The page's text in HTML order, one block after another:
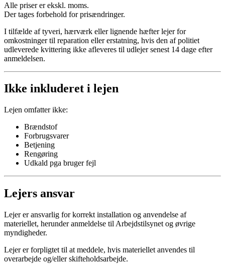
Alle priser er ekskl. moms.
Der tages forbehold for prisændringer.
I tilfælde af tyveri, hærværk eller lignende hæfter lejer for
omkostninger til reparation eller erstatning, hvis den af politiet
udleverede kvittering ikke afleveres til udlejer senest 14 dage efter
anmeldelsen.
Ikke inkluderet i lejen
Lejen omfatter ikke:
Brændstof
Forbrugsvarer
Betjening
Rengøring
Udkald pga bruger fejl
Lejers ansvar
Lejer er ansvarlig for korrekt installation og anvendelse af
materiellet, herunder anmeldelse til Arbejdstilsynet og øvrige
myndigheder.
Lejer er forpligtet til at meddele, hvis materiellet anvendes til
overarbejde og/eller skifteholdsarbejde.